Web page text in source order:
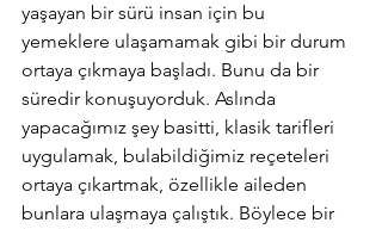
yaşayan bir sürü insan için bu
yemeklere ulaşamamak gibi bir durum
ortaya çıkmaya başladı. Bunu da bir
süredir konuşuyorduk. Aslında
yapacağımız şey basitti, klasik tarifleri
uygulamak, bulabildiğimiz reçeteleri
ortaya çıkartmak, özellikle aileden
bunlara ulaşmaya çalıştık. Böylece bir